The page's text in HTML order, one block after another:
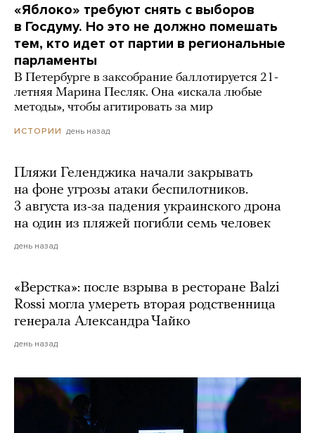
«Яблоко» требуют снять с выборов
в Госдуму. Но это не должно помешать
тем, кто идет от партии в региональные
парламенты
В Петербурге в заксобрание баллотируется 21-
летняя Марина Песляк. Она «искала любые
методы», чтобы агитировать за мир
ИСТОРИИ день назад
Пляжи Геленджика начали закрывать
на фоне угрозы атаки беспилотников.
3 августа из-за падения украинского дрона
на один из пляжей погибли семь человек
день назад
«Верстка»: после взрыва в ресторане Balzi
Rossi могла умереть вторая родственница
генерала Александра Чайко
день назад